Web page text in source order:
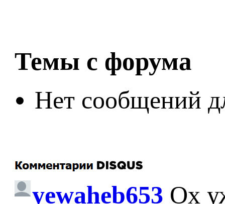
Темы с форума
Нет сообщений
yewaheb653 Ох